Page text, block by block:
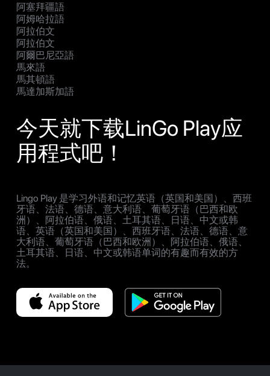
阿塞拜疆語
阿姆哈拉語
阿拉伯文
阿拉伯文
阿爾巴尼亞語
馬來語
馬其頓語
馬達加斯加語
今天就下载LinGo Play应
用程式吧！
Lingo Play 是学习外语和记忆英语（英国和美国）、西班
牙语、法语、德语、意大利语、葡萄牙语（巴西和欧
洲）、阿拉伯语、俄语、土耳其语、日语、中文或韩
语、英语（英国和美国）、西班牙语、法语、德语、意
大利语、葡萄牙语（巴西和欧洲）、阿拉伯语、俄语、
土耳其语、日语、中文或韩语单词的有趣而有效的方
法。